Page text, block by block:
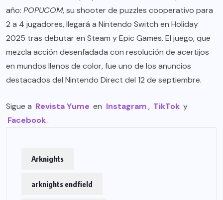
año: POPUCOM, su shooter de puzzles cooperativo para
2 a 4 jugadores, llegará a Nintendo Switch en Holiday
2025 tras debutar en Steam y Epic Games. El juego, que
mezcla acción desenfadada con resolución de acertijos
en mundos llenos de color, fue uno de los anuncios
destacados del Nintendo Direct del 12 de septiembre.
Sigue a Revista Yume en Instagram, TikTok y
Facebook.
Arknights
arknights endfield